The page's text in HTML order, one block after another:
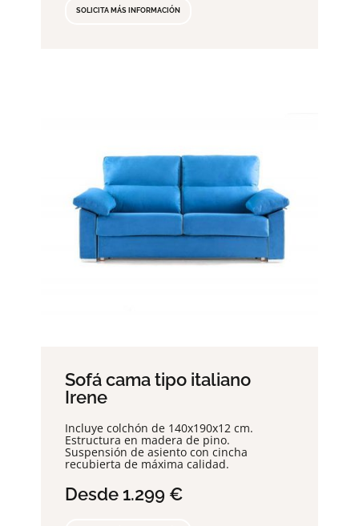
SOLICITA MÁS INFORMACIÓN
Sofá cama tipo italiano
Irene
Incluye colchón de 140x190x12 cm.
Estructura en madera de pino.
Suspensión de asiento con cincha
recubierta de máxima calidad.
Desde 1.299 €